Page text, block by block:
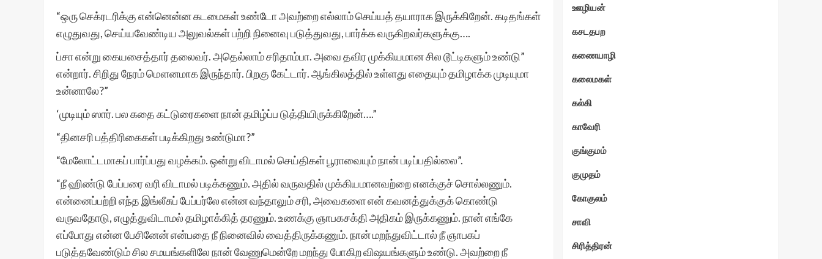
“ஒரு செக்ரடரிக்கு என்னென்ன கடமைகள் உண்டோ அவற்றை எல்லாம் செய்யத் தயாராக இருக்கிறேன். கடிதங்கள்
எழுதுவது, செய்யவேண்டிய அலுவல்கள் பற்றி நினைவு படுத்துவது, பார்க்க வருகிறவர்களுக்கு….
ப்சா என்று கையசைத்தார் தலைவர். அதெல்லாம் சரிதாம்பா. அவை தவிர முக்கியமான சில டூட்டிகளும் உண்டு”
என்றார். சிறிது நேரம் மௌனமாக இருந்தார். பிறகு கேட்டார். ஆங்கிலத்தில் உள்ளது எதையும் தமிழாக்க முடியுமா
உன்னாலே?”
‘முடியும் ஸார். பல கதை கட்டுரைகளை நான் தமிழ்ப்ப டுத்தியிருக்கிறேன்….”
“தினசரி பத்திரிகைகள் படிக்கிறது உண்டுமா?”
“மேலோட்டமாகப் பார்ப்பது வழக்கம். ஒன்று விடாமல் செய்திகள் பூராவையும் நான் படிப்பதில்லை”.
“நீ ஹிண்டு பேப்பரை வரி விடாமல் படிக்கணும். அதில் வருவதில் முக்கியமானவற்றை எனக்குச் சொல்லணும்.
என்னைப்பற்றி எந்த இங்லீசுப் பேப்பர்லே என்ன வந்தாலும் சரி, அவைகளை என் கவனத்துக்குக் கொண்டு
வருவதோடு, எழுத்துவிடாமல் தமிழாக்கித் தரணும். உணக்கு ஞாபகசக்தி அதிகம் இருக்கணும். நான் எங்கே
எப்போது என்ன பேசினேன் என்பதை நீ நினைவில் வைத்திருக்கணும். நான் மறந்துவிட்டால் நீ ஞாபகப்
படுத்தவேண்டும் சில சமயங்களிலே நான் வேணுமென்றே மறந்து போகிற விஷயங்களும் உண்டு. அவற்றை நீ
ரா.நீலமேகம்
ஊழியன்
கசடதபற
கணையாழி
கலைமகள்
கல்கி
காவேரி
குங்குமம்
குமுதம்
கோகுலம்
சாவி
சிரித்திரன்